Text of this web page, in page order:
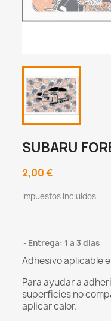
SUBARU
2,00 €
Impuestos incluidos
Entrega: 1 a 3 dias
Adhesivo aplicable
Para ayudar a
superficies no
aplicar calor.